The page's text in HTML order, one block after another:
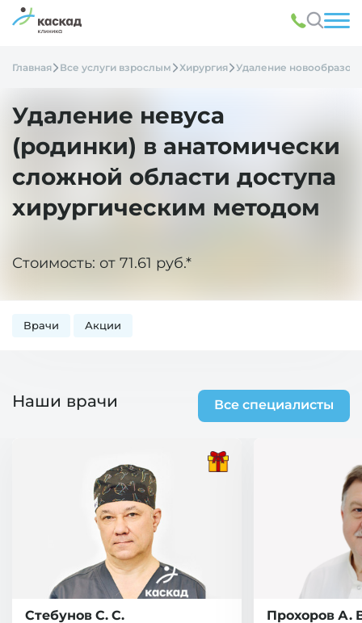
Главная Все услуги взрослым Хирургия Удаление
Удаление невуса
(родинки) в анатомически
сложной области доступа
хирургическим методом
Стоимость: от 71.61 руб.*
Врачи Акции
Наши врачи Все специалисты
Стебунов С. С. Прохоров А.